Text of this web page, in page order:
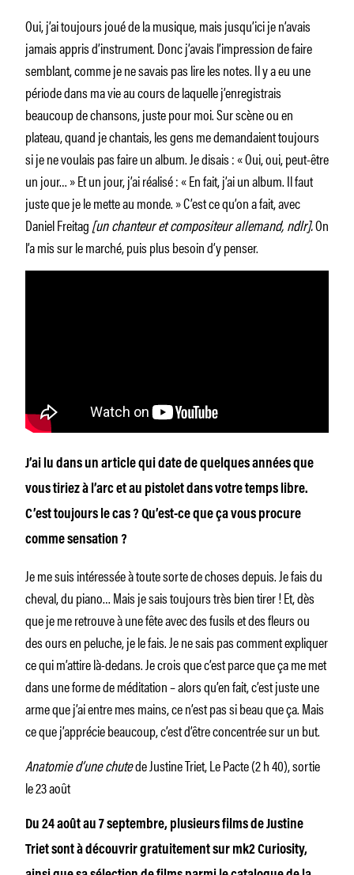
Oui, j’ai toujours joué de la musique, mais jusqu’ici je n’avais
jamais appris d’instrument. Donc j’avais l’impression de faire
semblant, comme je ne savais pas lire les notes. Il y a eu une
période dans ma vie au cours de laquelle j’enregistrais
beaucoup de chansons, juste pour moi. Sur scène ou en
plateau, quand je chantais, les gens me demandaient toujours
si je ne voulais pas faire un album. Je disais : « Oui, oui, peut-être
un jour… » Et un jour, j’ai réalisé : « En fait, j’ai un album. Il faut
juste que je le mette au monde. » C’est ce qu’on a fait, avec
Daniel Freitag[un chanteur et compositeur allemand, ndlr].On
l’a mis sur le marché, puis plus besoin d’y penser.
J’ai lu dans un article qui date de quelques années que
vous tiriez à l’arc et au pistolet dans votre temps libre.
C’est toujours le cas ? Qu’est-ce que ça vous procure
comme sensation ?
Je me suis intéressée à toute sorte de choses depuis. Je fais du
cheval, du piano… Mais je sais toujours très bien tirer ! Et, dès
que je me retrouve à une fête avec des fusils et des fleurs ou
des ours en peluche, je le fais. Je ne sais pas comment expliquer
ce qui m’attire là-dedans. Je crois que c’est parce que ça me met
dans une forme de méditation – alors qu’en fait, c’est juste une
arme que j’ai entre mes mains, ce n’est pas si beau que ça. Mais
ce que j’apprécie beaucoup, c’est d’être concentrée sur un but.
Anatomie d’une chutede Justine Triet, Le Pacte (2 h 40), sortie
le 23 août
Du 24 août au 7 septembre, plusieurs films de Justine
Triet sont à découvrir gratuitement sur mk2 Curiosity,